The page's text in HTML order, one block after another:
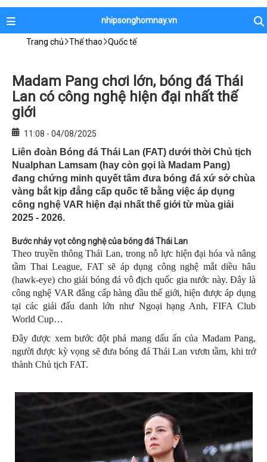
nhipsonghomnay.vn
Trang chủ Thể thao Quốc tế
Madam Pang chơi lớn, bóng đá Thái
Lan có công nghệ hiện đại nhất thế
giới
11:08 - 04/08/2025
Liên đoàn Bóng đá Thái Lan (FAT) dưới thời Chủ tịch
Nualphan Lamsam (hay còn gọi là Madam Pang)
đang chứng minh quyết tâm đưa bóng đá xứ sở chùa
vàng bắt kịp đẳng cấp quốc tế bằng việc áp dụng
công nghệ VAR hiện đại nhất thế giới từ mùa giải
2025 - 2026.
Bước nhảy vọt công nghệ của bóng đá Thái Lan
Theo truyền thông Thái Lan, trong nỗ lực hiện đại hóa và nâng
tầm Thai League, FAT sẽ áp dụng công nghệ mắt diều hâu
(hawk-eye) cho giải bóng đá vô địch quốc gia nước này. Đây là
công nghệ VAR đẳng cấp hàng đầu thế giới, hiện được áp dụng
tại các giải đấu danh lớn như Ngoại hạng Anh, FIFA Club
World Cup…
Đây được xem bước đột phá mang dấu ấn của Madam Pang,
người được kỳ vọng sẽ đưa bóng đá Thái Lan vươn tầm, khi trở
thành Chủ tịch FAT.